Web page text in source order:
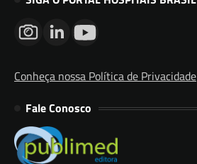
Conheça nossa Política de Privacidade
Fale Conosco